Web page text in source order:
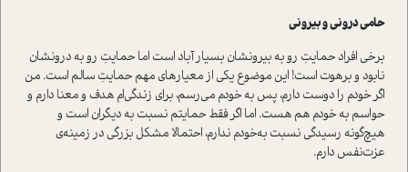
حامی درونی و بیرونی
برخی افراد حمایتِ رو به بیرونشان بسیار آباد است اما حمایتِ رو به درونشان
نابود و برهوت است! این موضوع یکی از معیارهای مهم حمایتِ سالم است. من
اگر خودم را دوست دارم، پس به خودم می‌رسم، برای زندگی‌ام هدف و معنا دارم و
حواسم به خودم هم هست. اما اگر فقط حمایتم نسبت به دیگران است و
هیچ‌گونه رسیدگی نسبت به‌خودم ندارم، احتمالا مشکل بزرگی در زمینه‌ی
عزت‌نفس دارم.